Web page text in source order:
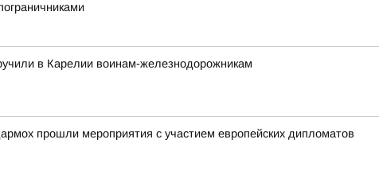
в Карелии воинам-железнодорожникам
прошли мероприятия с участием европейских дипломатов